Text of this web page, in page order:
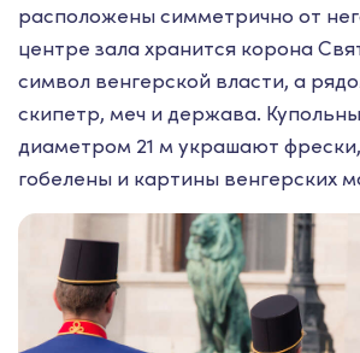
расположены симметрично от
центре зала хранится корона
символ венгерской власти, а
скипетр, меч и держава.
диаметром 21 м украшают
гобелены и картины венгерских